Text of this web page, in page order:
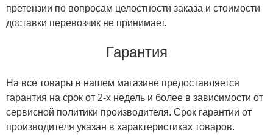
претензии по вопросам целостности заказа и стоимости
доставки перевозчик не принимает.
Гарантия
На все товары в нашем магазине предоставляется
гарантия на срок от 2-х недель и более в зависимости от
сервисной политики производителя. Срок гарантии от
производителя указан в характеристиках товаров.